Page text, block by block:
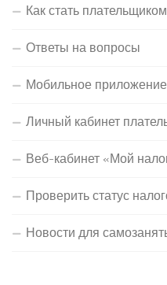
Как стать
Ответы на вопросы
Мобильное
Личный кабинет
Веб-кабинет «Мой
Проверить статус
Новости для